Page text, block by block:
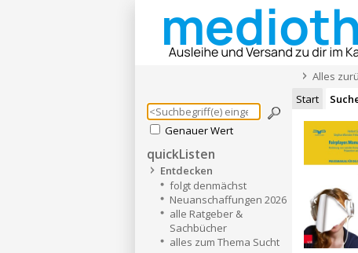
Genauer Wert
quickListen
Entdecken
folgt denmächst
Neuanschaffungen 2026
alle Ratgeber &
Sachbücher
alles zum Thema Sucht
Alles
Start